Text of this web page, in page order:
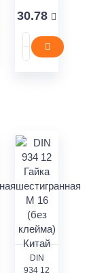
30.78
DIN
934 12